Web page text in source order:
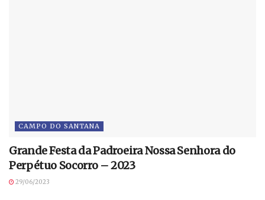
CAMPO DO SANTANA
Grande Festa da Padroeira Nossa Senhora do
Perpétuo Socorro – 2023
29/06/2023